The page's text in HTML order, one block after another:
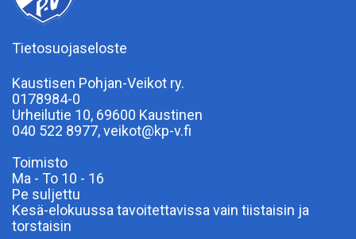
Tietosuojaseloste
Kaustisen Pohjan-Veikot ry.
0178984-0
Urheilutie 10, 69600 Kaustinen
040 522 8977, veikot@kp-v.fi
Toimisto
Ma - To 10 - 16
Pe suljettu
Kesä-elokuussa tavoitettavissa vain tiistaisin ja
torstaisin